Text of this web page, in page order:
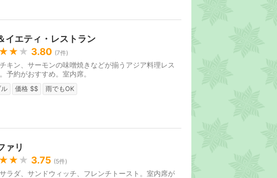
イエティ・レストラン
★ 3.80 (7件)
キン、サーモンの味噌焼きなどが揃うアジア料理レス
予約がおすすめ。室内席。
価格 $$ 雨でもOK
ァリ
★ 3.75 (5件)
ラダ、サンドウィッチ、フレンチトースト。室内席が